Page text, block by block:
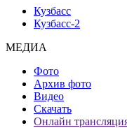
Кузбасс
Кузбасс-2
МЕДИА
Фото
Архив фото
Видео
Скачать
Онлайн